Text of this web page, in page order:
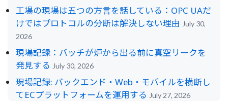
工場の現場は五つの方言を話している：OPC UAだ
けではプロトコルの分断は解決しない理由 July 30,
2026
現場記録：バッチが炉から出る前に真空リークを
発見する July 30, 2026
現場記録: バックエンド・Web・モバイルを横断し
てECプラットフォームを運用する July 27, 2026